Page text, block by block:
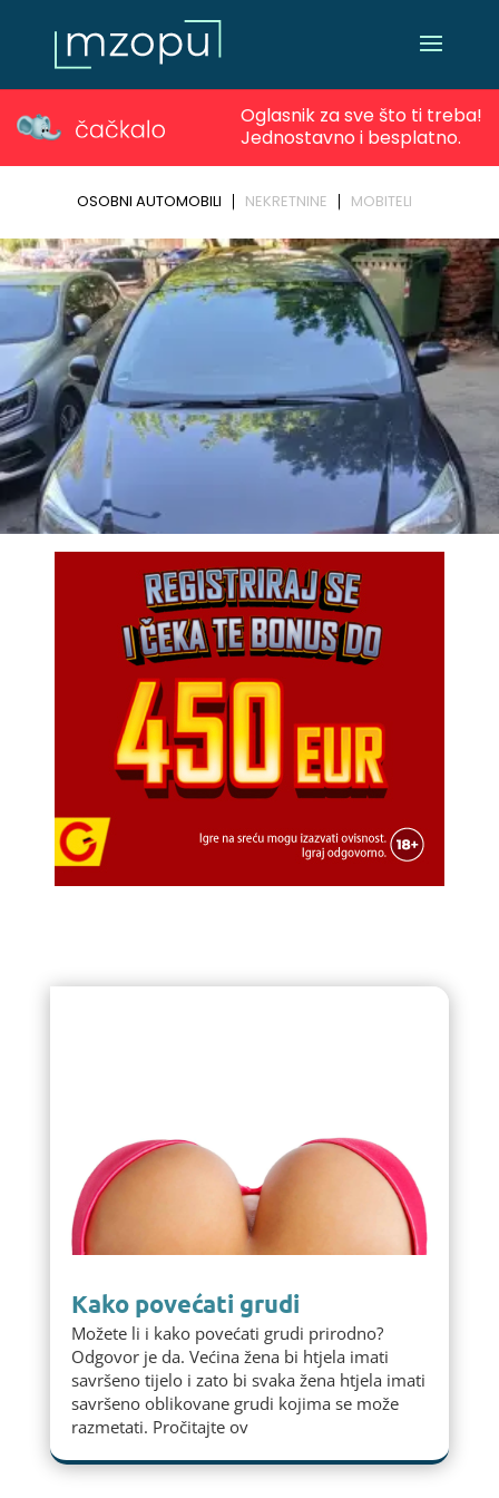
Kako povećati grudi
Možete li i kako povećati grudi prirodno?
Odgovor je da. Većina žena bi htjela imati
savršeno tijelo i zato bi svaka žena htjela imati
savršeno oblikovane grudi kojima se može
razmetati. Pročitajte ov